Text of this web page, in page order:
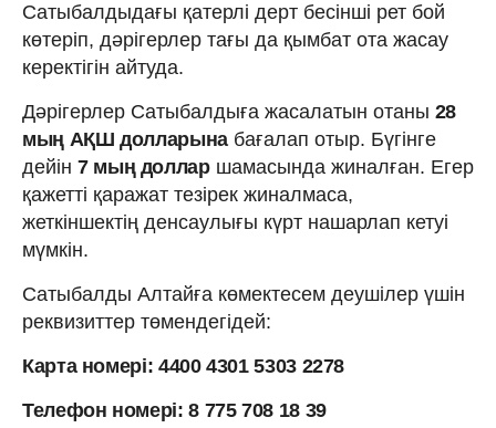
Сатыбалдыдағы қатерлі дерт бесінші рет бой
көтеріп, дәрігерлер тағы да қымбат ота жасау
керектігін айтуда.
Дәрігерлер Сатыбалдыға жасалатын отаны 28
мың АҚШ долларынабағалап отыр. Бүгінге
дейін 7 мың долларшамасында жиналған. Егер
қажетті қаражат тезірек жиналмаса,
жеткіншектің денсаулығы күрт нашарлап кетуі
мүмкін.
Сатыбалды Алтайға көмектесем деушілер үшін
реквизиттер төмендегідей:
Карта номері: 4400 4301 5303 2278
Телефон номері: 8 775 708 18 39